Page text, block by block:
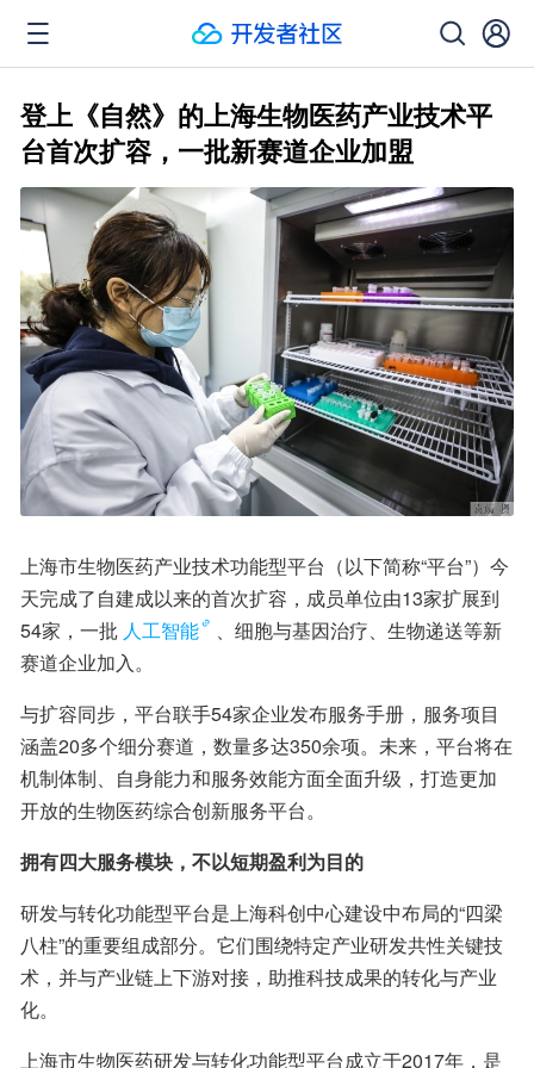
登上《自然》的上海生物医药产业技术平
台首次扩容，一批新赛道企业加盟
上海市生物医药产业技术功能型平台（以下简称“平台”）今
天完成了自建成以来的首次扩容，成员单位由13家扩展到
54家，一批 人工智能
、细胞与基因治疗、生物递送等新
赛道企业加入。
与扩容同步，平台联手54家企业发布服务手册，服务项目
涵盖20多个细分赛道，数量多达350余项。未来，平台将在
机制体制、自身能力和服务效能方面全面升级，打造更加
开放的生物医药综合创新服务平台。
拥有四大服务模块，不以短期盈利为目的
研发与转化功能型平台是上海科创中心建设中布局的“四梁
八柱”的重要组成部分。它们围绕特定产业研发共性关键技
术，并与产业链上下游对接，助推科技成果的转化与产业
化。
上海市生物医药研发与转化功能型平台成立于2017年，是